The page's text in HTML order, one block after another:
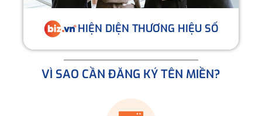
HIỆN DIỆN THƯƠNG HIỆU SỐ
VÌ SAO CẦN ĐĂNG KÝ TÊN MIỀN?